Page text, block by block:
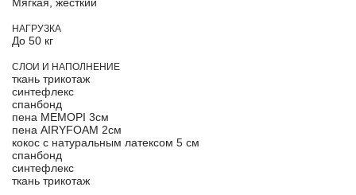
НАГРУЗКА
До 50 кг
СЛОИ И НАПОЛНЕНИЕ
ткань трикотаж
синтефлекс
спанбонд
пена МЕМОРІ 3см
пена AIRYFOAM 2см
кокос с натуральным латексом 5 см
спанбонд
синтефлекс
ткань трикотаж